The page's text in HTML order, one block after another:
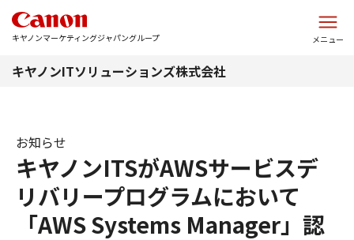
キヤノンマーケティングジャパングループ メニュー
キヤノンITソリューションズ株式会社
キヤノンITSがAWSサービスデ
リバリープログラムにおいて
「AWS Systems Manager」認
お知らせ